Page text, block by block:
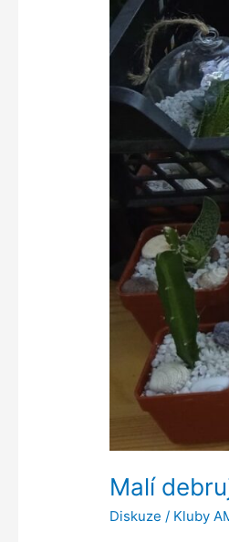
Malí
Diskuze / Kluby